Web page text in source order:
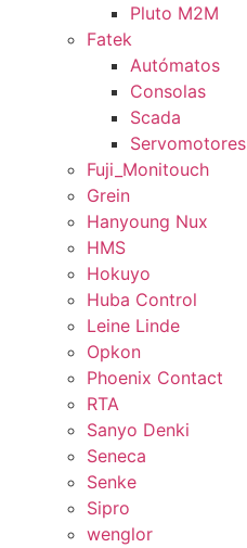
Pluto M2M
Fatek
Autómatos
Consolas
Scada
Servomotores
Fuji_Monitouch
Grein
Hanyoung Nux
HMS
Hokuyo
Huba Control
Leine Linde
Opkon
Phoenix Contact
RTA
Sanyo Denki
Seneca
Senke
Sipro
wenglor